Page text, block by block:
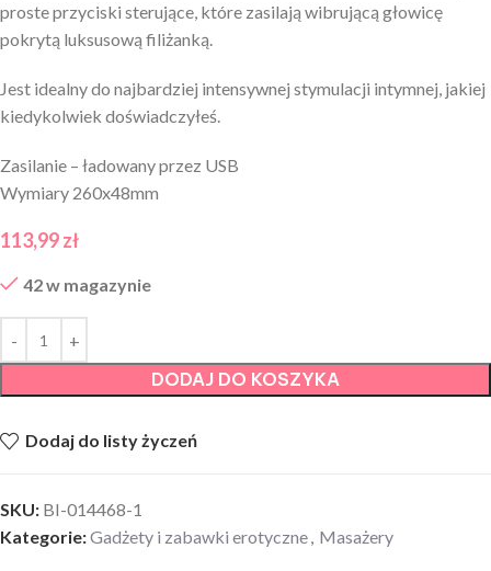
proste przyciski sterujące, które zasilają wibrującą głowicę
pokrytą luksusową filiżanką.
Jest idealny do najbardziej intensywnej stymulacji intymnej, jakiej
kiedykolwiek doświadczyłeś.
Zasilanie – ładowany przez USB
Wymiary 260x48mm
113,99zł
42 w magazynie
DODAJ DO KOSZYKA
Dodaj do listy życzeń
SKU: BI-014468-1
Kategorie:Gadżety i zabawki erotyczne, Masażery